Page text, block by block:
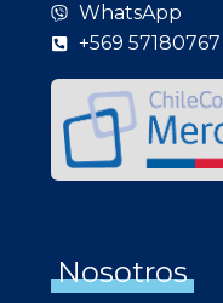
WhatsApp
+569 57180767
Nosotros